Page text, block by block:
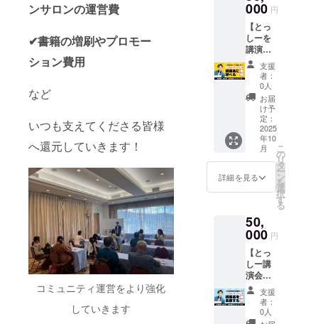
ンサロンの運営費
✔書籍の増刷やプロモー
ション費用
など
いつも支えてくださる皆様
へ還元していきます！
コミュニティ運営をより強化
していきます
しま
す！ あ
なたの
投稿が
「届
く」
「伝わ
る」
「共感
され
る」へ
と変わ
る2時間
を、ぜ
ひ一緒
に！
味わえ
ない、
あたた
かい時
間を一
緒に。
・魅力
を言語
化し
て、自
信をつ
けたい
・恋愛
も、仕
事も、
発信
も“もっ
と自分
らしく
輝きた
い” 見た
目やテ
クニッ
じゃな
い、 “心
からモ
テる”あ
なたへ
進化す
る90
分。 少
人数だ
からこ
出版企
画の壁
打ち・
アイデ
アアド
バイス
出版ま
での
ロード
マップ
を個別
提案 ・
実施概
要：120
・有効
期限：
12月31
日迄 ・
受講方
法：オ
ンライ
ン
（Zoom
）を使
用しま
す。 ●
かった
強みや
魅力に
気づけ
る ● 内
容 ・8
か月間
のコ
ミュニ
ティ参
加権 ・
講義＋
質疑応
答 ・限
ント、
交流・
者同士
の交流
会 ●参
加期間
2025年
10月〜
2026年
8月末ま
で ● こ
らに現
役で塾
を経営
し、多
くの生
徒や親
御さん
に寄り
添って
きた経
験があ
りま
す。 資
格取得
ご自身
の勉強
く、お
子さん
の学習
支援に
悩んで
いる親
御さん
にも、
特にお
1通
が“プッ
シュ通
知”で届
くLINE
配信
は、圧
倒的な
開封率
と到達
力が魅
力。 特
に、
「自分
ではま
だ広げ
届けた
い情報
があ
る」 と
いう方
にとっ
て、非
常に効
果的な
ととき
／
「SNS
のこと
を直接
相談し
てみた
い」
「これ
からの
人生を
どう進
んでい
くか、
話を聞
いてほ
応えし
て、少
人数限
定のリ
アルラ
ンチ会
をご用
意しま
した。
000 円
【とっ
しーを
講演会
に呼べ
る権
利】 ＼
あなた
のイベ
ント
に“とっ
しー”が
登壇し
ます ／
TikTok
フォロ
ワー47
YouTub
e登録者
10万
人、 数
百の
SNSア
カウン
トをプ
支援
者：
0人
お届
け予
定：
2025
年10
月
詳細を見る
こ
の
リ
タ
ー
ン
を
選
択
す
る
50,
000 円
【とっ
しー講
演会を
主催す
る権
利】 ＼
あなた
支援
者：
0人